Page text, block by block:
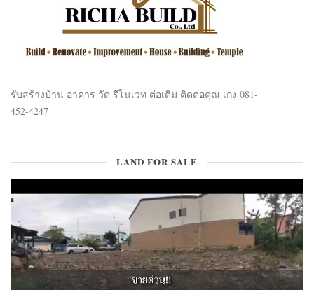
รับสร้างบ้าน อาคาร วัด รีโนเวท ต่อเติม ติดต่อคุณ เก่ง 081-
452-4247
LAND FOR SALE